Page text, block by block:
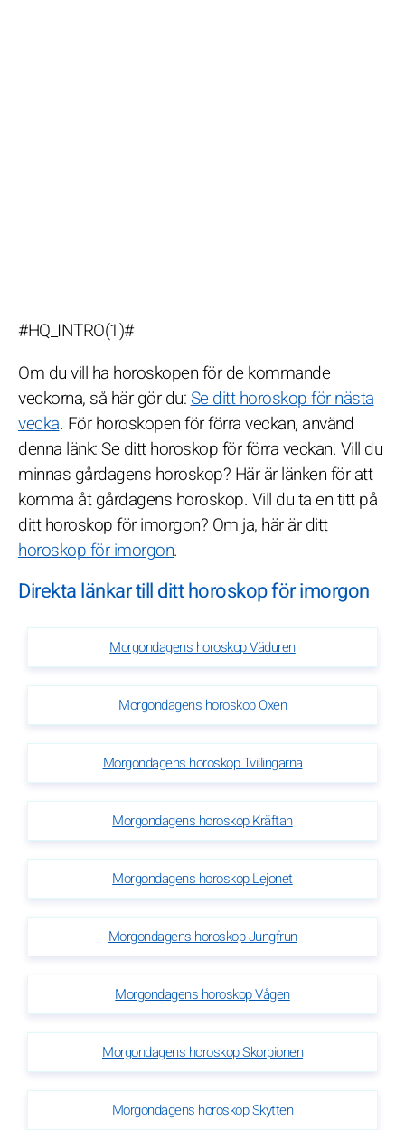
#HQ_INTRO(1)#
Om du vill ha horoskopen för de kommande
veckorna, så här gör du:Se ditt horoskop för nästa
vecka. För horoskopen för förra veckan, använd
denna länk: Se ditt horoskop för förra veckan. Vill du
minnas gårdagens horoskop? Här är länken för att
komma åt gårdagens horoskop. Vill du ta en titt på
ditt horoskop för imorgon? Om ja, här är ditt
horoskop för imorgon.
Direkta länkar till ditt horoskop för imorgon
Morgondagens horoskop Väduren
Morgondagens horoskop Oxen
Morgondagens horoskop Tvillingarna
Morgondagens horoskop Kräftan
Morgondagens horoskop Lejonet
Morgondagens horoskop Jungfrun
Morgondagens horoskop Vågen
Morgondagens horoskop Skorpionen
Morgondagens horoskop Skytten